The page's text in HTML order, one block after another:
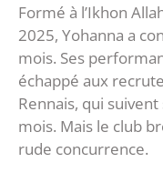
Formé à l’Ikhon
2025, Yohanna a
mois. Ses
échappé aux
Rennais, qui
mois. Mais le club
rude concurrence.